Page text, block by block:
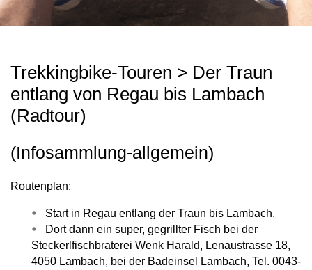
Trekkingbike-Touren > Der Traun
entlang von Regau bis Lambach
(Radtour)
(Infosammlung-allgemein)
Routenplan:
Start in Regau entlang der Traun bis Lambach.
Dort dann ein super, gegrillter Fisch bei der
Steckerlfischbraterei Wenk Harald, Lenaustrasse 18,
4050 Lambach, bei der Badeinsel Lambach, Tel. 0043-